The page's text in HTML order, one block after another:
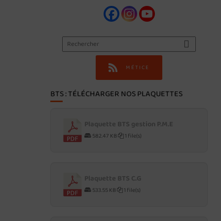
MÉTICE
BTS : TÉLÉCHARGER NOS PLAQUETTES
582.47 KB 1 file(s)
533.55 KB 1 file(s)